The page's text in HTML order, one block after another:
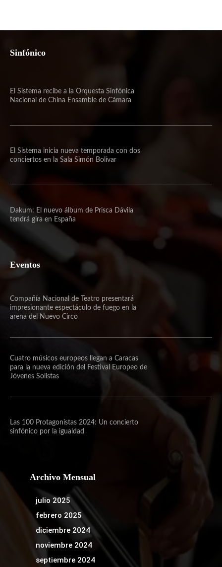
Sinfónico
El Sistema recibe a la Orquesta Sinfónica
Nacional de China Ensamble de Cámara
El Sistema inicia nueva temporada con dos
conciertos en la Sala Simón Bolívar
Dakum: El nuevo álbum de Prisca Dávila
tendrá gira en España
Eventos
Compañía Nacional de Teatro presentará
impresionante espectáculo de fuego en la
arena del Nuevo Circo
Cuatro músicos europeos llegan a Caracas
para la nueva edición del Festival Europeo de
Jóvenes Solistas
Las 100 Protagonistas 2024: Un concierto
sinfónico por la igualdad
Archivo Mensual
julio 2025
febrero 2025
diciembre 2024
noviembre 2024
septiembre 2024